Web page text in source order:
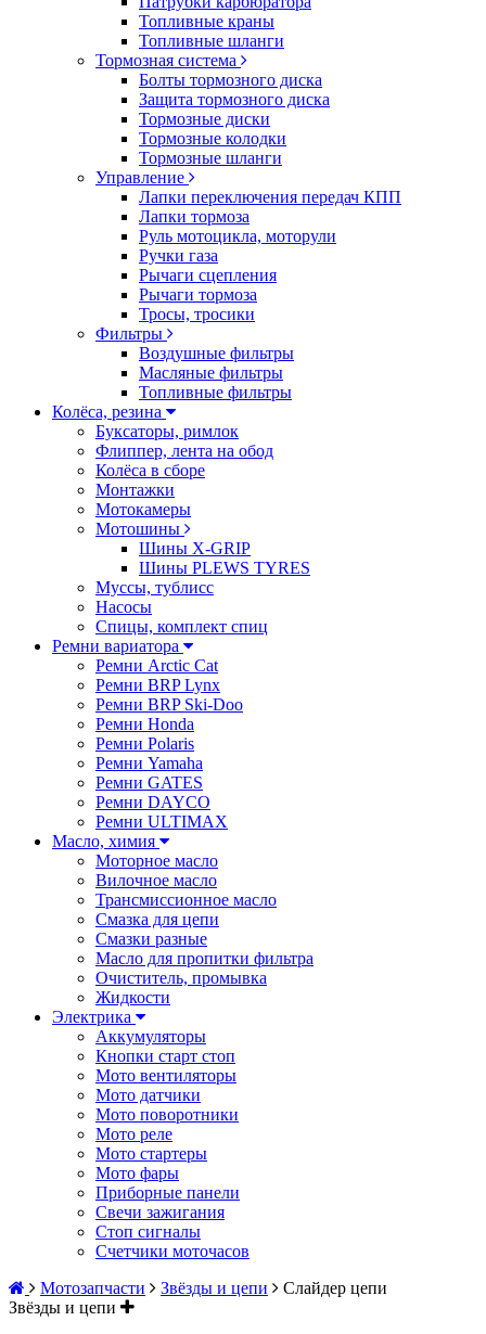
Топливные краны
Топливные шланги
Тормозная система
Болты тормозного диска
Защита тормозного диска
Тормозные диски
Тормозные колодки
Тормозные шланги
Управление
Лапки переключения передач КПП
Лапки тормоза
Руль мотоцикла, моторули
Ручки газа
Рычаги сцепления
Рычаги тормоза
Тросы, тросики
Фильтры
Воздушные фильтры
Масляные фильтры
Топливные фильтры
Колёса, резина
Буксаторы, римлок
Флиппер, лента на обод
Колёса в сборе
Монтажки
Мотокамеры
Мотошины
Шины X-GRIP
Шины PLEWS TYRES
Муссы, тублисс
Насосы
Спицы, комплект спиц
Ремни вариатора
Ремни Arctic Cat
Ремни BRP Lynx
Ремни BRP Ski-Doo
Ремни Honda
Ремни Polaris
Ремни Yamaha
Ремни GATES
Ремни DAYCO
Ремни ULTIMAX
Масло, химия
Моторное масло
Вилочное масло
Трансмиссионное масло
Смазка для цепи
Смазки разные
Масло для пропитки фильтра
Очиститель, промывка
Жидкости
Электрика
Аккумуляторы
Кнопки старт стоп
Мото вентиляторы
Мото датчики
Мото поворотники
Мото реле
Мото стартеры
Мото фары
Приборные панели
Свечи зажигания
Стоп сигналы
Счетчики моточасов
Мотозапчасти
Звёзды и цепи
Слайдер цепи
Звёзды и цепи